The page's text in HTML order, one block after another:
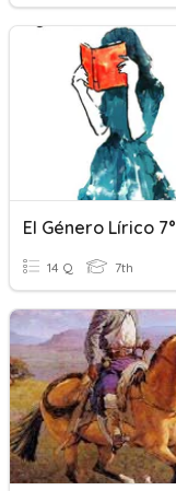
El Género Lírico 7°
14 Q 7th